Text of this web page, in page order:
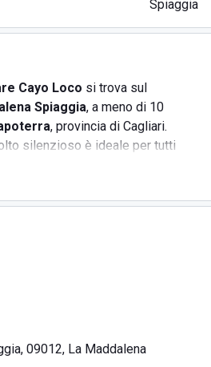
Spiaggia
Cayo Loco si trova sul
Spiaggia, a meno di 10
, provincia di Cagliari.
silenzioso è ideale per tutti
digradanti, questo mare è
birre, cocktails, vini locali,
09012, La Maddalena